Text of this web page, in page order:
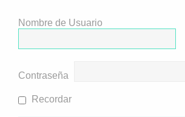
Nombre de Usuario
Contraseña
Recordar